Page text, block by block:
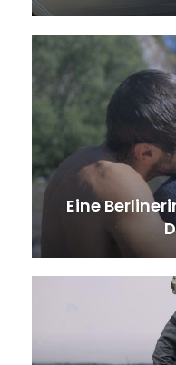
Eine